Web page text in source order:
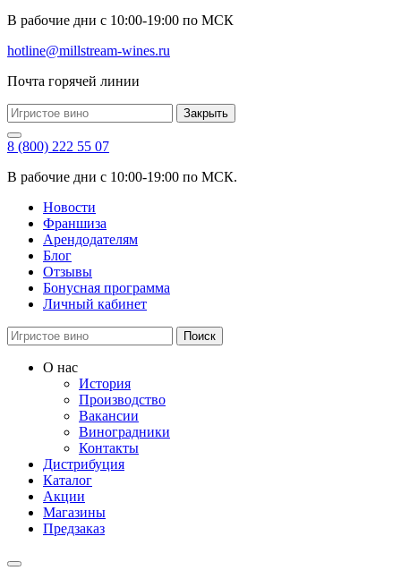
В рабочие дни с 10:00-19:00 по МСК
hotline@millstream-wines.ru
Почта горячей линии
Закрыть
8 (800) 222 55 07
В рабочие дни с 10:00-19:00 по МСК.
Новости
Франшиза
Арендодателям
Блог
Отзывы
Бонусная программа
Личный кабинет
Поиск
О нас
История
Производство
Вакансии
Виноградники
Контакты
Дистрибуция
Каталог
Акции
Магазины
Предзаказ